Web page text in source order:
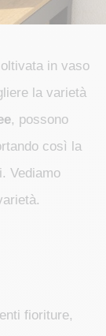
in vaso
la varietà
, possono
così la
Vediamo
fioriture,